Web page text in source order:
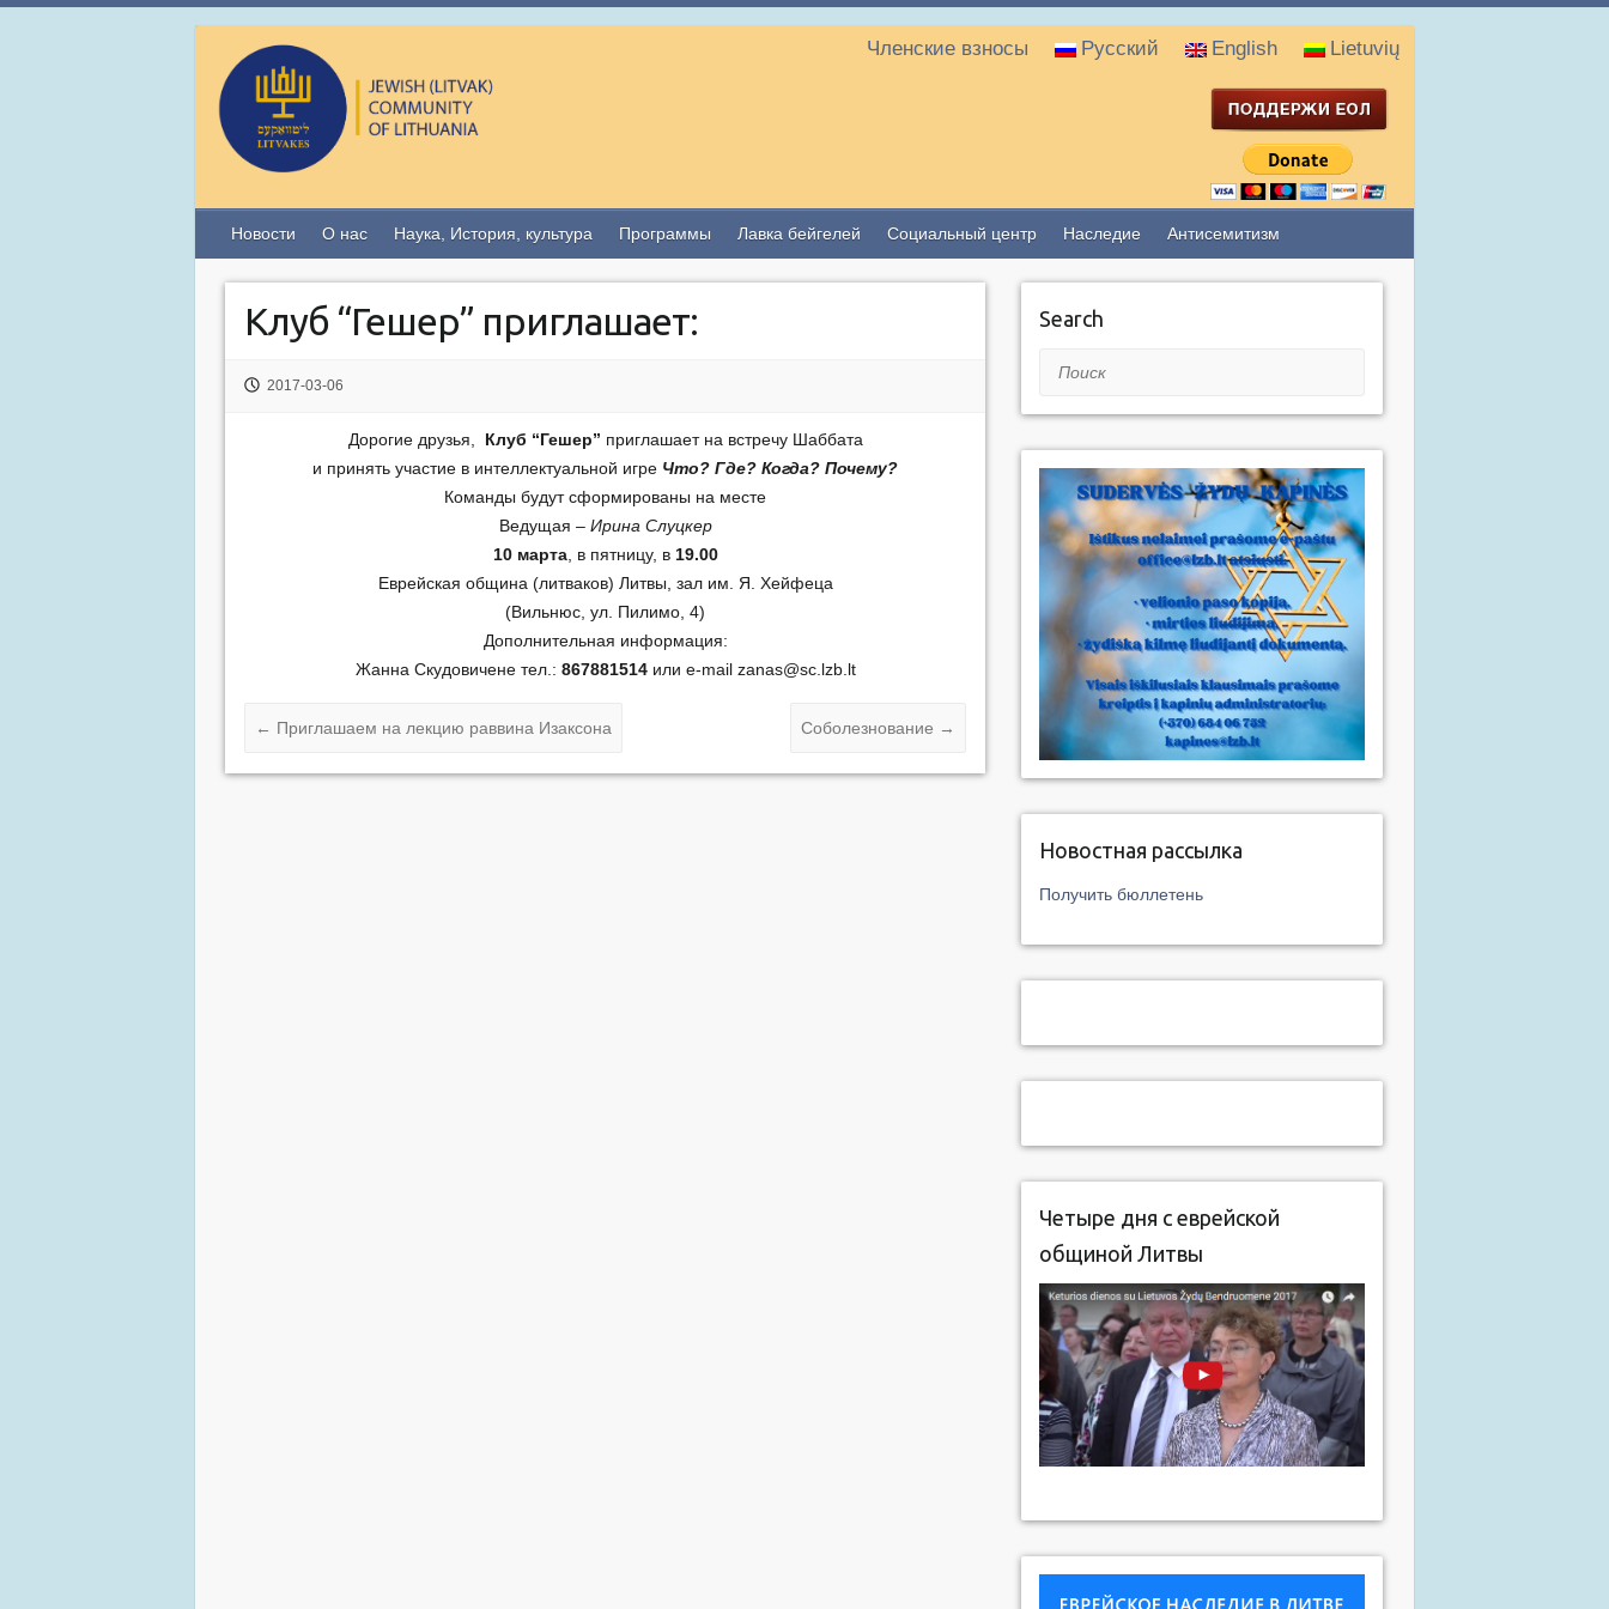
Членские взносы Русский English Lietuvių
Новости О нас Наука, История, культура Программы Лавка бейгелей Социальный центр Наследие Антисемитизм
Клуб “Гешер” приглашает:
2017-03-06
Дорогие друзья, Клуб “Гешер” приглашает на встречу Шаббата
и принять участие в интеллектуальной игре Что? Где? Когда? Почему?
Команды будут сформированы на месте
Ведущая –Ирина Слуцкер
10 марта, в пятницу, в 19.00
Еврейская община (литваков) Литвы, зал им. Я. Хейфеца
(Вильнюс, ул. Пилимо, 4)
Дополнительная информация:
Жанна Скудовичене тел.: 867881514или e-mail zanas@sc.lzb.lt
← Приглашаем на лекцию раввина Изаксона Соболезнование →
Search
Поиск
Новостная рассылка
Получить бюллетень
Четыре дня с еврейской
общиной Литвы